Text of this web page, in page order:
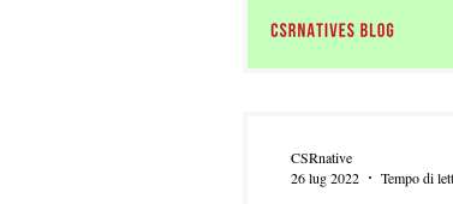
CSRnative
26 lug 2022
Tempo di